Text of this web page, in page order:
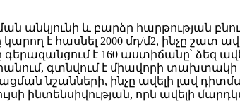
անկյունի և բարձր հարթության
է հասնել 2000 մդ/մ2, ինչը շատ
է 160 աստիճանը՝ ձեզ
գտնվում է միավորի
նշանների, ինչը ավելի լավ
ինտենսիվության, որն ավելի